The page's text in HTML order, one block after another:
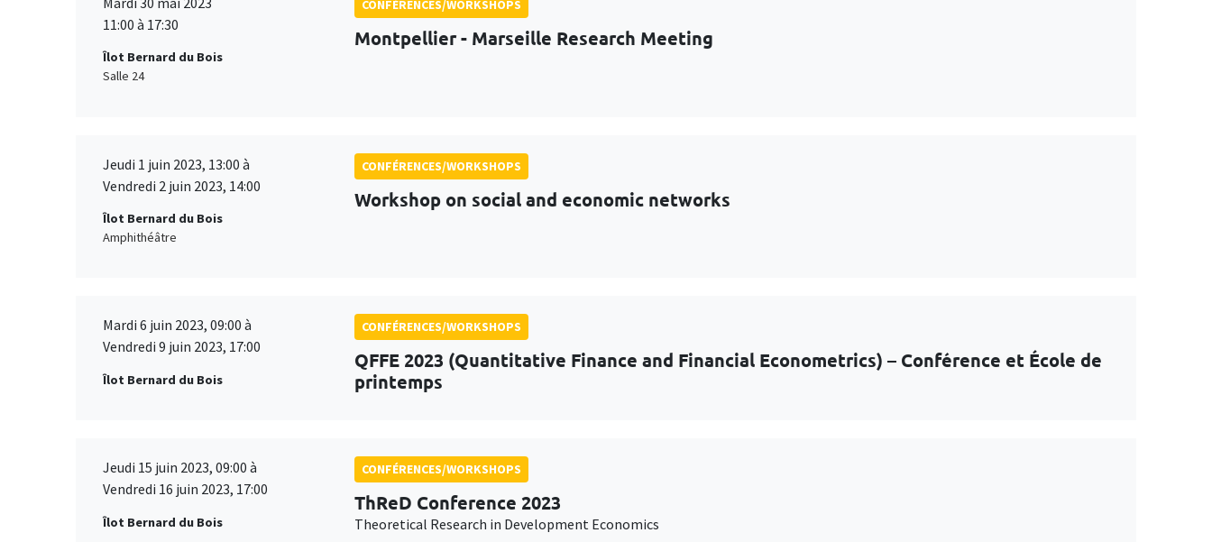
11:00 à 17:30
Îlot Bernard du Bois
Salle 24
CONFÉRENCES/WORKSHOPS
Montpellier - Marseille Research Meeting
Jeudi 1 juin 2023, 13:00 à
Vendredi 2 juin 2023, 14:00
Îlot Bernard du Bois
Amphithéâtre
CONFÉRENCES/WORKSHOPS
Workshop on social and economic networks
Mardi 6 juin 2023, 09:00 à
Vendredi 9 juin 2023, 17:00
Îlot Bernard du Bois
CONFÉRENCES/WORKSHOPS
QFFE 2023 (Quantitative Finance and Financial Econometrics) – Conférence et École de
printemps
Jeudi 15 juin 2023, 09:00 à
Vendredi 16 juin 2023, 17:00
Îlot Bernard du Bois
CONFÉRENCES/WORKSHOPS
ThReD Conference 2023
Theoretical Research in Development Economics